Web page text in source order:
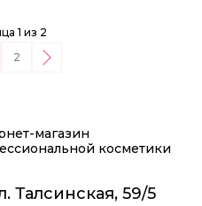
1 из 2
2
магазин
косметики
Талсинская, 59/5